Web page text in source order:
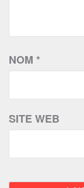
NOM *
SITE WEB